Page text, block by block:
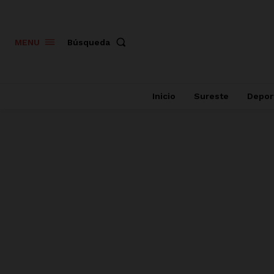
MENU Búsqueda
Inicio Sureste